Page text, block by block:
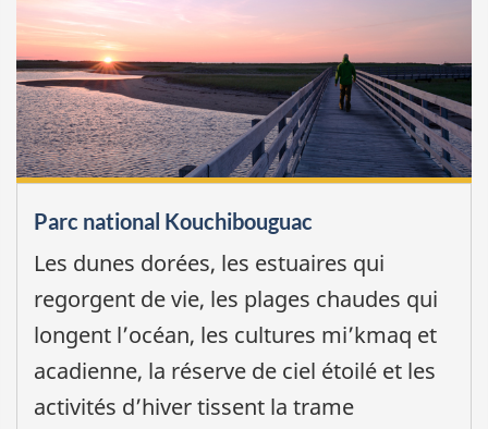
Parc national Kouchibouguac
Les dunes dorées, les estuaires qui
regorgent de vie, les plages chaudes qui
longent l’océan, les cultures mi’kmaq et
acadienne, la réserve de ciel étoilé et les
activités d’hiver tissent la trame